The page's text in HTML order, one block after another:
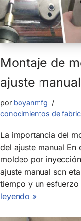
Montaje de
ajuste manual
por boyanmfg
conocimientos de
La importancia del
del ajuste manual
moldeo por
ajuste manual son
tiempo y un esfuerzo
leyendo »